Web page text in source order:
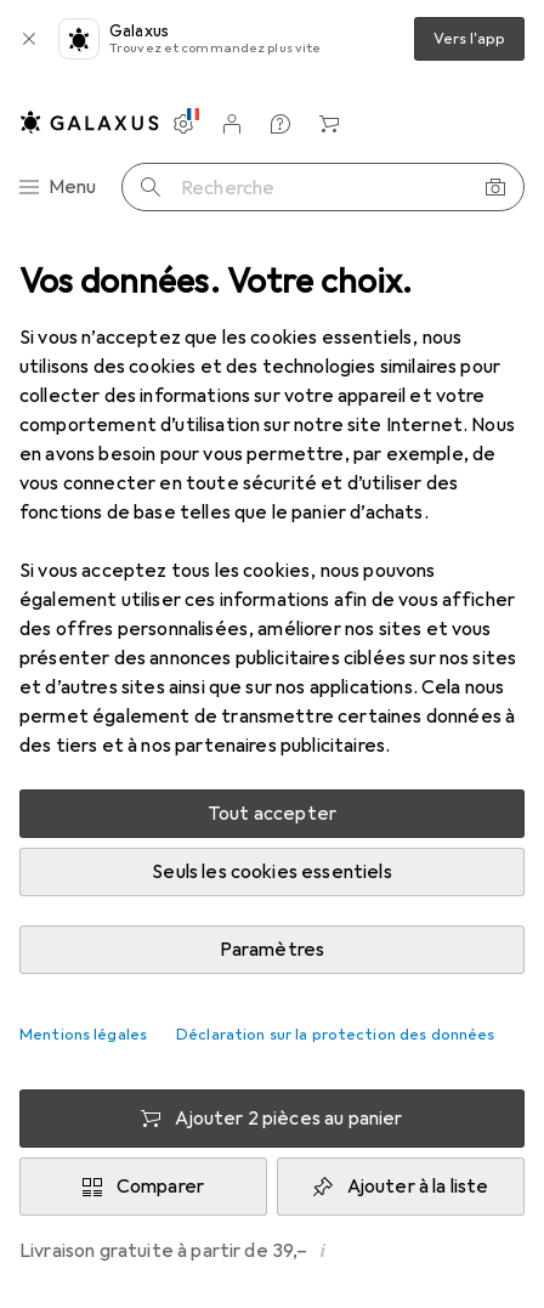
Vos données. Votre choix.
Si vous n’acceptez que les cookies essentiels, nous
utilisons des cookies et des technologies similaires pour
collecter des informations sur votre appareil et votre
comportement d’utilisation sur notre site Internet. Nous
en avons besoin pour vous permettre, par exemple, de
vous connecter en toute sécurité et d’utiliser des
fonctions de base telles que le panier d’achats.
Si vous acceptez tous les cookies, nous pouvons
également utiliser ces informations afin de vous afficher
des offres personnalisées, améliorer nos sites et vous
présenter des annonces publicitaires ciblées sur nos sites
et d’autres sites ainsi que sur nos applications. Cela nous
permet également de transmettre certaines données à
des tiers et à nos partenaires publicitaires.
Tout accepter
Seuls les cookies essentiels
Paramètres
Mentions légales Déclaration sur la protection des données
Galaxus
Trouvez et commandez plus vite Vers l'app
Navigation par catégorie
Menu Recherche
Paramètres
Compte client
Listes de comparaison
Listes d'envies
Panier
Clé à douille + douilles Gedore D 19 19 Douille 1/2" profil UD 19 mm
15 images
REMISE QUANTITATIVE
D 19 19 Douille 1/2" profil UD
19 mm
19 mm
Prix en EUR TVA incl.
EUR
11,98 économisez EUR
2,64
5
Évaluations
Livré entre mar, 18/8 et jeu, 20/8
Plus de 10 pièces en stock chez le fournisseur
M'informer si le produit est disponible plus tôt
Ajouter 2 pièces au panier
Comparer Ajouter à la liste
Livraison gratuite à partir de 39,– i